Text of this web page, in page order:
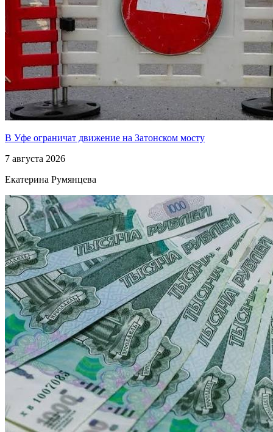
В Уфе ограничат движение на Затонском мосту
7 августа 2026
Екатерина Румянцева